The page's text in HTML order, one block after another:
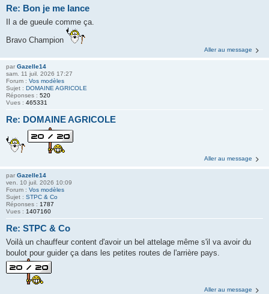
Re: Bon je me lance
Il a de gueule comme ça.
Bravo Champion
Aller au message
par Gazelle14
sam. 11 juil. 2026 17:27
Forum : Vos modèles
Sujet : DOMAINE AGRICOLE
Réponses : 520
Vues : 465331
Re: DOMAINE AGRICOLE
Aller au message
par Gazelle14
ven. 10 juil. 2026 10:09
Forum : Vos modèles
Sujet : STPC & Co
Réponses : 1787
Vues : 1407160
Re: STPC & Co
Voilà un chauffeur content d'avoir un bel attelage même s'il va avoir du
boulot pour guider ça dans les petites routes de l'arrière pays.
Aller au message